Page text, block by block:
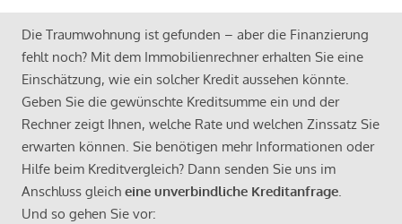
Die Traumwohnung ist gefunden – aber die Finanzierung
fehlt noch? Mit dem Immobilienrechner erhalten Sie eine
Einschätzung, wie ein solcher Kredit aussehen könnte.
Geben Sie die gewünschte Kreditsumme ein und der
Rechner zeigt Ihnen, welche Rate und welchen Zinssatz Sie
erwarten können. Sie benötigen mehr Informationen oder
Hilfe beim Kreditvergleich? Dann senden Sie uns im
Anschluss gleich eine unverbindliche Kreditanfrage.
Und so gehen Sie vor: